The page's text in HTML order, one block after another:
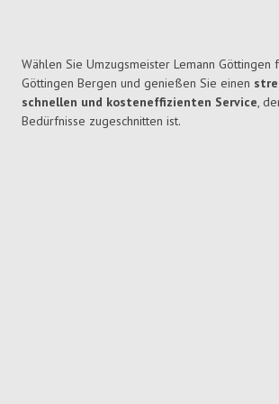
Wählen Sie Umzugsmeister Lemann Göttingen
Göttingen Bergen und genießen Sie einen
schnellen und kosteneffizienten Service,
Bedürfnisse zugeschnitten ist.